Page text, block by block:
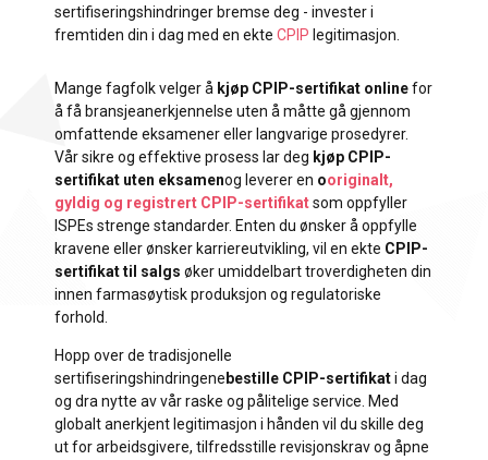
sertifiseringshindringer bremse deg - invester i
fremtiden din i dag med en ekte CPIP legitimasjon.
Mange fagfolk velger å kjøp CPIP-sertifikat onlinefor
å få bransjeanerkjennelse uten å måtte gå gjennom
omfattende eksamener eller langvarige prosedyrer.
Vår sikre og effektive prosess lar deg kjøp CPIP-
sertifikat uten eksamenog leverer en ooriginalt,
gyldig og registrert CPIP-sertifikatsom oppfyller
ISPEs strenge standarder. Enten du ønsker å oppfylle
kravene eller ønsker karriereutvikling, vil en ekte CPIP-
sertifikat til salgs øker umiddelbart troverdigheten din
innen farmasøytisk produksjon og regulatoriske
forhold.
Hopp over de tradisjonelle
sertifiseringshindringene bestille CPIP-sertifikati dag
og dra nytte av vår raske og pålitelige service. Med
globalt anerkjent legitimasjon i hånden vil du skille deg
ut for arbeidsgivere, tilfredsstille revisjonskrav og åpne